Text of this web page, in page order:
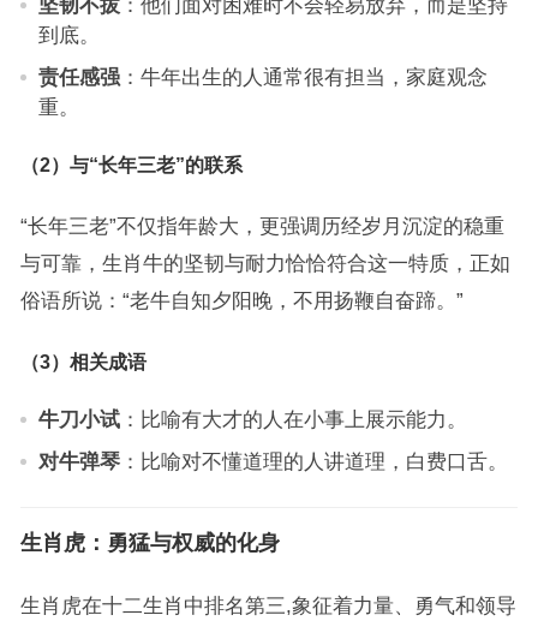
坚韧不拔：他们面对困难时不会轻易放弃，而是坚持
到底。
责任感强：牛年出生的人通常很有担当，家庭观念
重。
（2）与“长年三老”的联系
“长年三老”不仅指年龄大，更强调历经岁月沉淀的稳重
与可靠，生肖牛的坚韧与耐力恰恰符合这一特质，正如
俗语所说：“老牛自知夕阳晚，不用扬鞭自奋蹄。”
（3）相关成语
牛刀小试：比喻有大才的人在小事上展示能力。
对牛弹琴：比喻对不懂道理的人讲道理，白费口舌。
生肖虎：勇猛与权威的化身
生肖虎在十二生肖中排名第三,象征着力量、勇气和领导